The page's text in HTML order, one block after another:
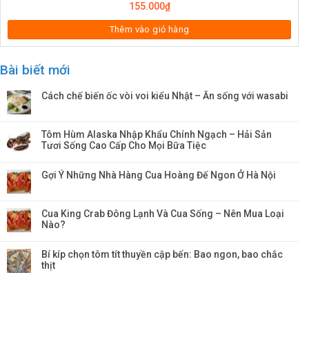
155.000₫
Thêm vào giỏ hàng
Bài biết mới
Cách chế biến ốc vòi voi kiểu Nhật – Ăn sống với wasabi
Tôm Hùm Alaska Nhập Khẩu Chính Ngạch – Hải Sản
Tươi Sống Cao Cấp Cho Mọi Bữa Tiệc
Gợi Ý Những Nhà Hàng Cua Hoàng Đế Ngon Ở Hà Nội
Cua King Crab Đông Lạnh Và Cua Sống – Nên Mua Loại
Nào?
Bí kíp chọn tôm tít thuyền cập bến: Bao ngon, bao chắc
thịt